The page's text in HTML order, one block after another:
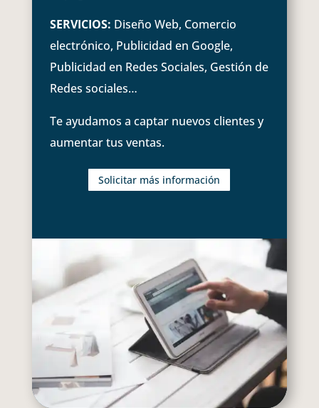
SERVICIOS: Diseño Web, Comercio
electrónico, Publicidad en Google,
Publicidad en Redes Sociales, Gestión de
Redes sociales…
Te ayudamos a captar nuevos clientes y
aumentar tus ventas.
Solicitar más información